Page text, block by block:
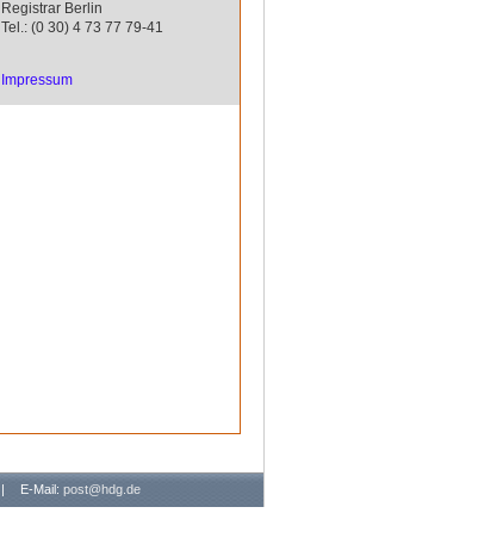
Registrar Berlin
Tel.: (0 30) 4 73 77 79-41
Impressum
| E-Mail: post@hdg.de